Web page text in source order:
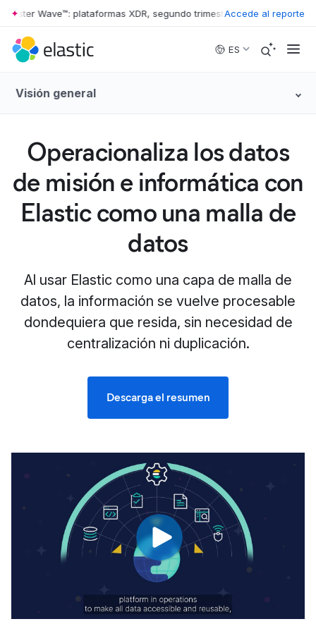
Skip to main content
Wave™: plataformas XDR, segundo trimestre de 2026 • The
Accede al reporte
ES
Visión general
Operacionaliza los datos
de misión e informática con
Elastic como una malla de
datos
Al usar Elastic como una capa de malla de
datos, la información se vuelve procesable
dondequiera que resida, sin necesidad de
centralización ni duplicación.
Descarga el resumen